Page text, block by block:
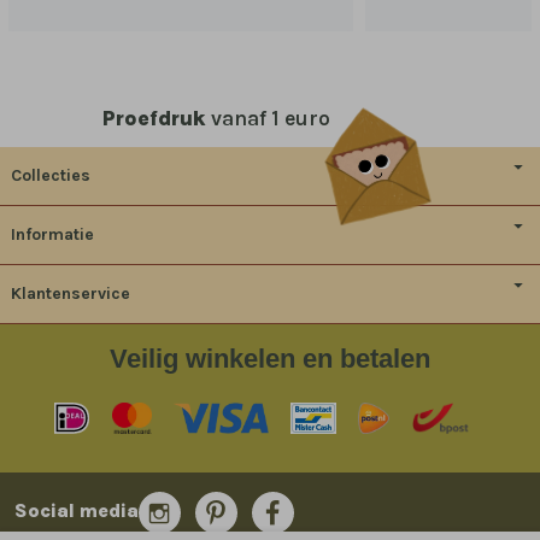
Proefdruk vanaf 1 euro
Collecties
Informatie
Klantenservice
Veilig winkelen en betalen
Social media